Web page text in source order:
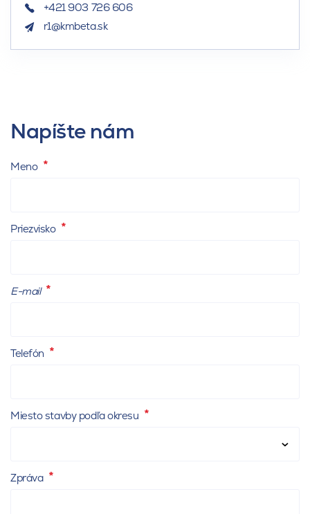
+421 903 726 606
r1@kmbeta.sk
Napíšte nám
Meno
Priezvisko
E-mail
Telefón
Miesto stavby podľa okresu
Zpráva